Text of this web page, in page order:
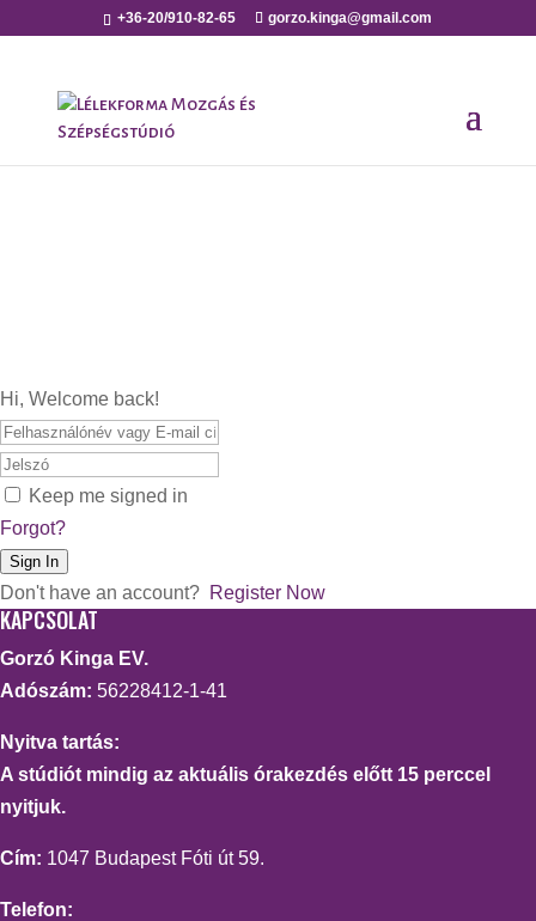
+36-20/910-82-65 gorzo.kinga@gmail.com
Hi, Welcome back!
Keep me signed in
Forgot?
Sign In
Don't have an account? Register Now
KAPCSOLAT
Gorzó Kinga EV.
Adószám: 56228412-1-41
Nyitva tartás:
A stúdiót mindig az aktuális órakezdés előtt 15 perccel
nyitjuk.
Cím: 1047 Budapest Fóti út 59.
Telefon: